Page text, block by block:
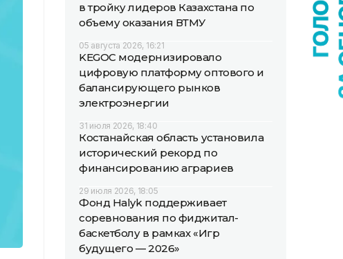
в тройку лидеров Казахстана по
объему оказания ВТМУ
05 августа 2026, 16:21
KEGOC модернизировало
цифровую платформу оптового и
балансирующего рынков
электроэнергии
31 июля 2026, 18:40
Костанайская область установила
исторический рекорд по
финансированию аграриев
29 июля 2026, 18:05
Фонд Halyk поддерживает
соревнования по фиджитал-
баскетболу в рамках «Игр
будущего — 2026»